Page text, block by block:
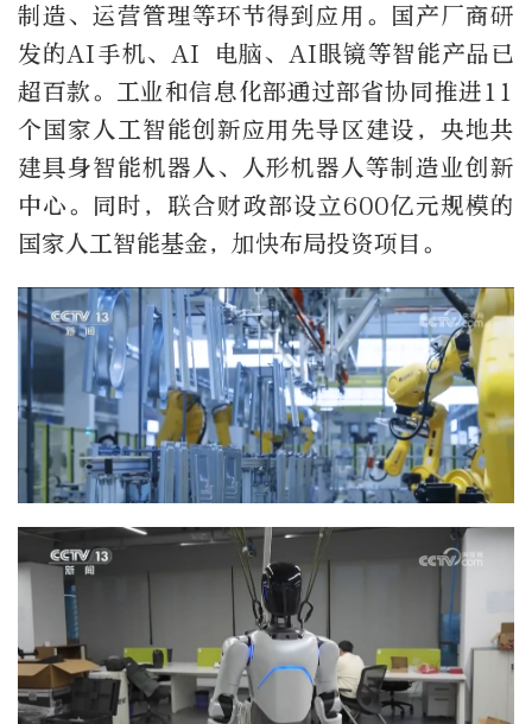
制造、运营管理等环节得到应用。国产厂商研
发的AI手机、AI 电脑、AI眼镜等智能产品已
超百款。工业和信息化部通过部省协同推进11
个国家人工智能创新应用先导区建设，央地共
建具身智能机器人、人形机器人等制造业创新
中心。同时，联合财政部设立600亿元规模的
国家人工智能基金，加快布局投资项目。